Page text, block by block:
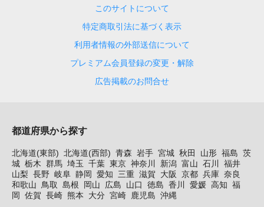
このサイトについて
特定商取引法に基づく表示
利用者情報の外部送信について
プレミアム会員登録の変更・解除
広告掲載のお問合せ
都道府県から探す
北海道(東部) 北海道(西部) 青森 岩手 宮城 秋田 山形 福島 茨
城 栃木 群馬 埼玉 千葉 東京 神奈川 新潟 富山 石川
福井
山梨 長野 岐阜 静岡 愛知 三重 滋賀 大阪 京都 兵庫 奈良
和歌山
鳥取 島根 岡山 広島 山口 徳島 香川 愛媛 高知 福
岡 佐賀 長崎 熊本 大分 宮崎 鹿児島 沖縄